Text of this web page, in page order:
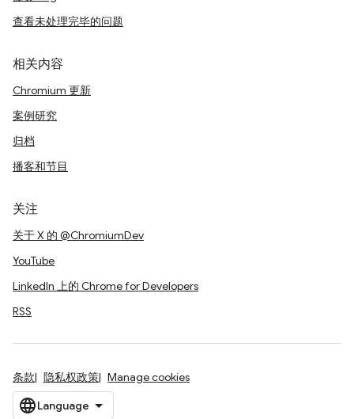
查看未处理完毕的问题
相关内容
Chromium 更新
案例研究
归档
播客和节目
关注
关于 X 的 @ChromiumDev
YouTube
LinkedIn 上的 Chrome for Developers
RSS
条款 隐私权政策 Manage cookies